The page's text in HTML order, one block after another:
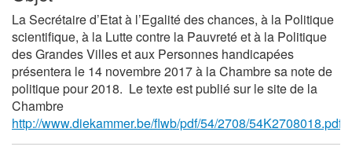
La Secrétaire d’Etat à l’Egalité des chances, à la Politique
scientifique, à la Lutte contre la Pauvreté et à la Politique
des Grandes Villes et aux Personnes handicapées
présentera le 14 novembre 2017 à la Chambre sa note de
politique pour 2018. Le texte est publié sur le site de la
Chambre
http://www.diekammer.be/flwb/pdf/54/2708/54K2708018.pdf